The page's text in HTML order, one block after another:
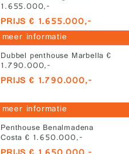
1.655.000,-
PRIJS € 1.655.000,-
meer informatie
Dubbel penthouse Marbella €
1.790.000,-
PRIJS € 1.790.000,-
meer informatie
Penthouse Benalmadena
Costa € 1.650.000,-